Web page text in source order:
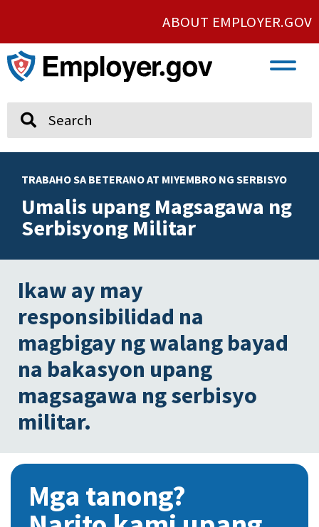
ABOUT EMPLOYER.GOV
TRABAHO SA BETERANO AT MIYEMBRO NG SERBISYO
Umalis upang Magsagawa ng
Serbisyong Militar
Ikaw ay may
responsibilidad na
magbigay ng walang bayad
na bakasyon upang
magsagawa ng serbisyo
militar.
Mga tanong?